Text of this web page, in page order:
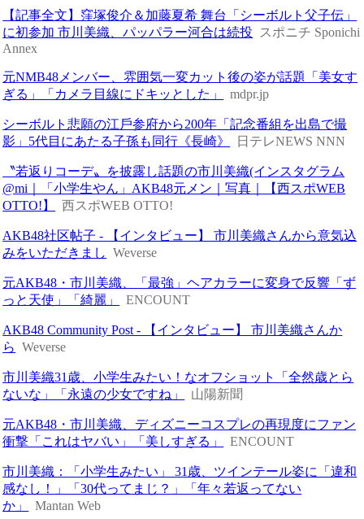
【記事全文】窪塚俊介＆加藤夏希 舞台「シーボルト父子伝」
に初参加 市川美織、パッパラー河合は続投
スポニチ Sponichi
Annex
元NMB48メンバー、雰囲気一変カット後の姿が話題「美女す
ぎる」「カメラ目線にドキッとした」
mdpr.jp
シーボルト悲願の江⼾参府から200年「記念番組を出島で撮
影」5代目にあたる子孫も同行《長崎》
日テレNEWS NNN
〝若返りコーデ〟を披露し話題の市川美織(インスタグラム
@mi｜「小学生やん」AKB48元メン｜写真｜【西スポWEB
OTTO!】
西スポWEB OTTO!
AKB48社区帖子 - 【インタビュー】 市川美織さんから意気込
みをいただきまし Weverse
元AKB48・市川美織、「最強」ヘアカラーに変身で反響「ず
っと天使」「綺麗」
ENCOUNT
AKB48 Community Post - 【インタビュー】 市川美織さんか
ら Weverse
市川美織31歳、小学生みたい！なオフショット「全然歳とら
ないな」「永遠の少女ですね」
山陽新聞
元AKB48・市川美織、ディズニーコスプレの再現度にファン
衝撃「これはヤバい」「美しすぎる」
ENCOUNT
市川美織：「小学生みたい」 31歳、ツインテール姿に「違和
感なし！」「30代ってまじ？」「年々若返ってない
か」
Mantan Web